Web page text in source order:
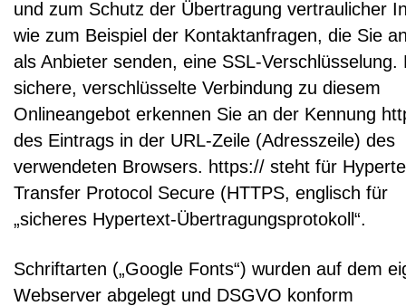
und zum Schutz der Übertragung vertraulicher
wie zum Beispiel der Kontaktanfragen, die Sie
als Anbieter senden, eine SSL-Verschlüsselung.
sichere, verschlüsselte Verbindung zu diesem
Onlineangebot erkennen Sie an der Kennung
des Eintrags in der URL-Zeile (Adresszeile) des
verwendeten Browsers. https:// steht für
Transfer Protocol Secure (HTTPS, englisch für
„sicheres Hypertext-Übertragungsprotokoll“.
Schriftarten („Google Fonts“) wurden auf dem
Webserver abgelegt und DSGVO konform